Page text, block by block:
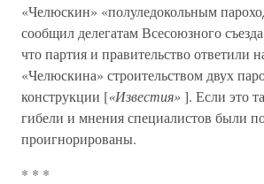
«Челюскин» «полуледокольным
сообщил делегатам Всесоюзного
что партия и правительство ответили
«Челюскина» строительством двух
конструкции [«Известия»]. Если это
гибели и мнения специалистов были
проигнорированы.
* * *